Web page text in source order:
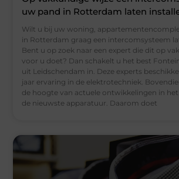
uw pand in Rotterdam laten
Wilt u bij uw woning,
in Rotterdam graag een intercomsysteem
Bent u op zoek naar een expert die dit op
voor u doet? Dan schakelt u het best
uit Leidschendam in. Deze experts
jaar ervaring in de elektrotechniek.
de hoogte van actuele ontwikkelingen in het
de nieuwste apparatuur. Daarom doet